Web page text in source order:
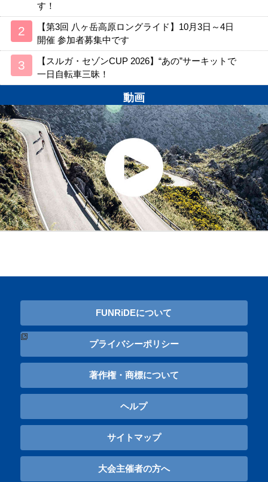
す！
【第3回 八ヶ岳高原ロングライド】10月3日～4日
開催 参加者募集中です
【スルガ・セゾンCUP 2026】“あの”サーキットで
一日自転車三昧！
動画
FUNRiDEについて
プライバシーポリシー
著作権・商標について
ヘルプ
サイトマップ
大会主催者の方へ